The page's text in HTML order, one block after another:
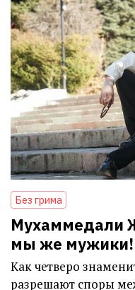
Без грима
Мухаммедали
мы же мужики!
Как четверо
разрешают споры